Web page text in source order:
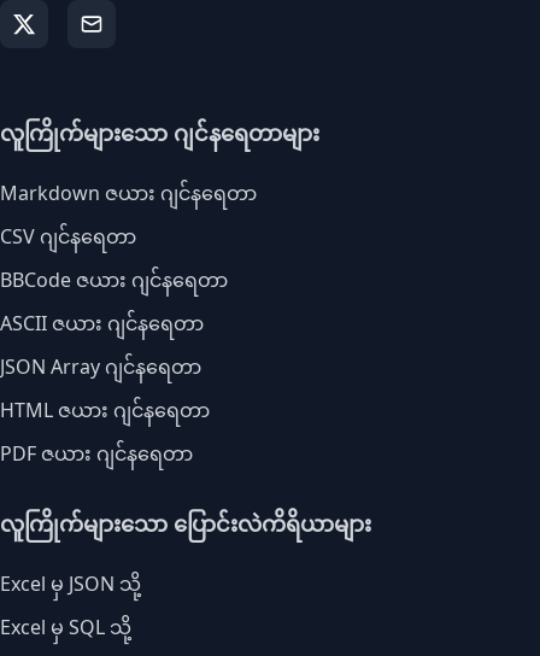
လူကြိုက်များသော ဂျင်နရေတာများ
Markdown ဇယား ဂျင်နရေတာ
CSV ဂျင်နရေတာ
BBCode ဇယား ဂျင်နရေတာ
ASCII ဇယား ဂျင်နရေတာ
JSON Array ဂျင်နရေတာ
HTML ဇယား ဂျင်နရေတာ
PDF ဇယား ဂျင်နရေတာ
လူကြိုက်များသော ပြောင်းလဲကိရိယာများ
Excel မှ JSON သို့
Excel မှ SQL သို့